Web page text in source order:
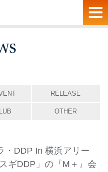
RELEASE
OTHER
・DDP In 横浜アリー
ギDDP」の『M＋』会